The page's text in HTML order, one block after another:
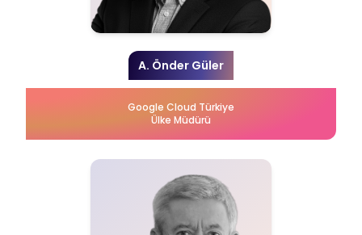
A. Önder Güler
Google Cloud Türkiye
Ülke Müdürü